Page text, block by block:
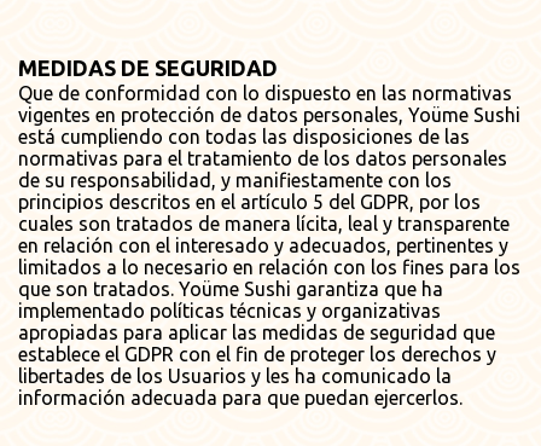
MEDIDAS DE SEGURIDAD
Que de conformidad con lo dispuesto en las normativas
vigentes en protección de datos personales, Yoüme Sushi
está cumpliendo con todas las disposiciones de las
normativas para el tratamiento de los datos personales
de su responsabilidad, y manifiestamente con los
principios descritos en el artículo 5 del GDPR, por los
cuales son tratados de manera lícita, leal y transparente
en relación con el interesado y adecuados, pertinentes y
limitados a lo necesario en relación con los fines para los
que son tratados. Yoüme Sushi garantiza que ha
implementado políticas técnicas y organizativas
apropiadas para aplicar las medidas de seguridad que
establece el GDPR con el fin de proteger los derechos y
libertades de los Usuarios y les ha comunicado la
información adecuada para que puedan ejercerlos.